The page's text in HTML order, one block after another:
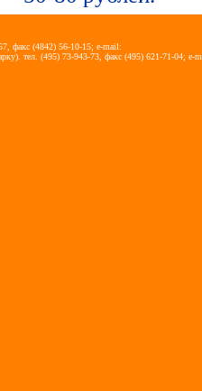
факс (4842) 56-10-15; e-mail:
тел. (495) 73-943-73, факс (495) 621-71-04; e-